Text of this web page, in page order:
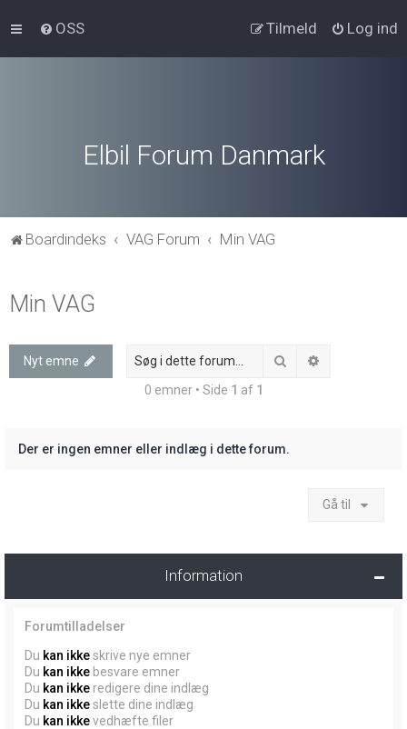
OSS Log ind
Tilmeld
Elbil Forum Danmark
Boardindeks VAG Forum Min VAG
Min VAG
Nyt emne Søg
0 emner • Side 1 af 1
Der er ingen emner eller indlæg i dette forum.
Gå til
Information
Forumtilladelser
Du kan ikkeskrive nye emner
Du kan ikke besvare emner
Du kan ikke redigere dine indlæg
Du kan ikkeslette dine indlæg
Du kan ikkevedhæfte filer